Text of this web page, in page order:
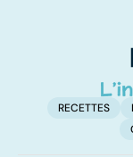
RECETTES